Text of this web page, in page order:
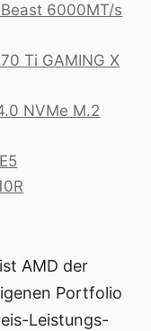
6000MT/s
Ti GAMING X
NVMe M.2
AMD der
Portfolio
Leistungs-